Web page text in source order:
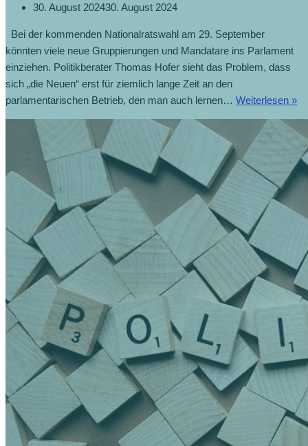
30. August 202430. August 2024
Bei der kommenden Nationalratswahl am 29. September
könnten viele neue Gruppierungen und Mandatare ins Parlament
einziehen. Politikberater Thomas Hofer sieht das Problem, dass
sich „die Neuen“ erst für ziemlich lange Zeit an den
parlamentarischen Betrieb, den man auch lernen… Weiterlesen »